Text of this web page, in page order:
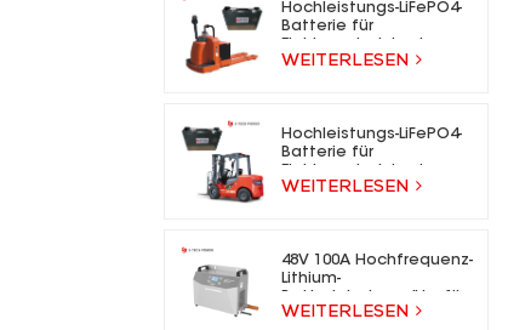
Hochleistungs-LiFePO4-
Batterie für
WEITERLESEN
Hochleistungs-LiFePO4-
Batterie für
WEITERLESEN
48V 100A Hochfrequenz-
Lithium-
Gabelstapler
WEITERLESEN